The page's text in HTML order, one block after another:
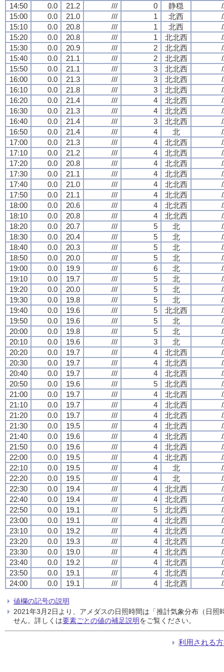
14:50 0.0 21.2 /// 0 静穏
15:00
0.0 21.0 /// 1 北西
15:10
0.0 20.8 /// 1 北西
15:20
0.0 20.8 /// 1 北北西
15:30
0.0 20.9 /// 2 北北西
15:40
0.0 21.1 /// 2 北北西
15:50
0.0 21.1 /// 3 北北西
16:00
0.0 21.3 /// 3 北北西
16:10
0.0 21.8 /// 3 北北西
16:20
0.0 21.4 /// 4 北北西
16:30
0.0 21.3 /// 4 北北西
16:40
0.0 21.4 /// 3 北北西
16:50
0.0 21.4 /// 4 北
17:00
0.0 21.3 /// 4 北北西
17:10
0.0 21.2 /// 4 北北西
17:20
0.0 20.8 /// 4 北北西
17:30
0.0 21.1 /// 4 北北西
17:40
0.0 21.0 /// 4 北北西
17:50
0.0 21.1 /// 4 北北西
18:00
0.0 20.6 /// 4 北北西
18:10
0.0 20.8 /// 4 北北西
18:20
0.0 20.7 /// 5 北
18:30
0.0 20.4 /// 5 北
18:40
0.0 20.3 /// 5 北
18:50
0.0 20.0 /// 5 北
19:00
0.0 19.9 /// 6 北
19:10
0.0 19.7 /// 5 北
19:20
0.0 20.0 /// 5 北
19:30
0.0 19.8 /// 5 北
19:40
0.0 19.6 /// 5 北北西
19:50
0.0 19.6 /// 5 北
20:00
0.0 19.8 /// 5 北
20:10
0.0 19.6 /// 3 北
20:20
0.0 19.7 /// 4 北北西
20:30
0.0 19.7 /// 4 北北西
20:40
0.0 19.7 /// 4 北北西
20:50
0.0 19.6 /// 5 北北西
21:00
0.0 19.7 /// 4 北北西
21:10
0.0 19.7 /// 4 北北西
21:20
0.0 19.7 /// 4 北北西
21:30
0.0 19.5 /// 4 北北西
21:40
0.0 19.6 /// 4 北北西
21:50
0.0 19.6 /// 4 北北西
22:00
0.0 19.5 /// 4 北北西
22:10
0.0 19.5 /// 4 北
22:20
0.0 19.5 /// 4 北
22:30
0.0 19.4 /// 4 北北西
22:40
0.0 19.4 /// 4 北北西
22:50
0.0 19.1 /// 5 北北西
23:00
0.0 19.1 /// 4 北北西
23:10
0.0 19.2 /// 4 北北西
23:20
0.0 19.3 /// 4 北北西
23:30
0.0 19.0 /// 4 北北西
23:40
0.0 19.2 /// 4 北北西
23:50
0.0 19.1 /// 4 北北西
24:00
0.0 19.1 /// 4 北北西
値欄の記号の説明
2021年3月2日より、アメダスの日照時間は「推計気象分布（日
せん。詳しくは要素ごとの値の補足説明をご覧ください。
利用される